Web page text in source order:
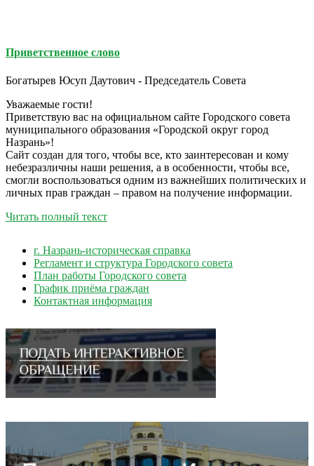
Приветственное слово
Богатырев Юсуп Даутович - Председатель Совета
Уважаемые гости!
Приветствую вас на официальном сайте Городского совета
муниципального образования «Городской округ город
Назрань»!
Сайт создан для того, чтобы все, кто заинтересован и кому
небезразличны наши решения, а в особенности, чтобы все,
смогли воспользоваться одним из важнейших политических и
личных прав граждан – правом на получение информации.
Читать полный текст
г. Назрань-историческая справка
Регламент и структура Городского совета
План работы Городского совета
График приёма граждан
Контактная информация